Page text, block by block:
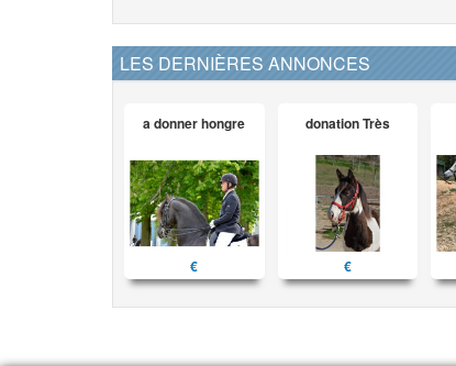
LES DERNIÈRES ANNONCES
a donner hongre
€
donation Très
€